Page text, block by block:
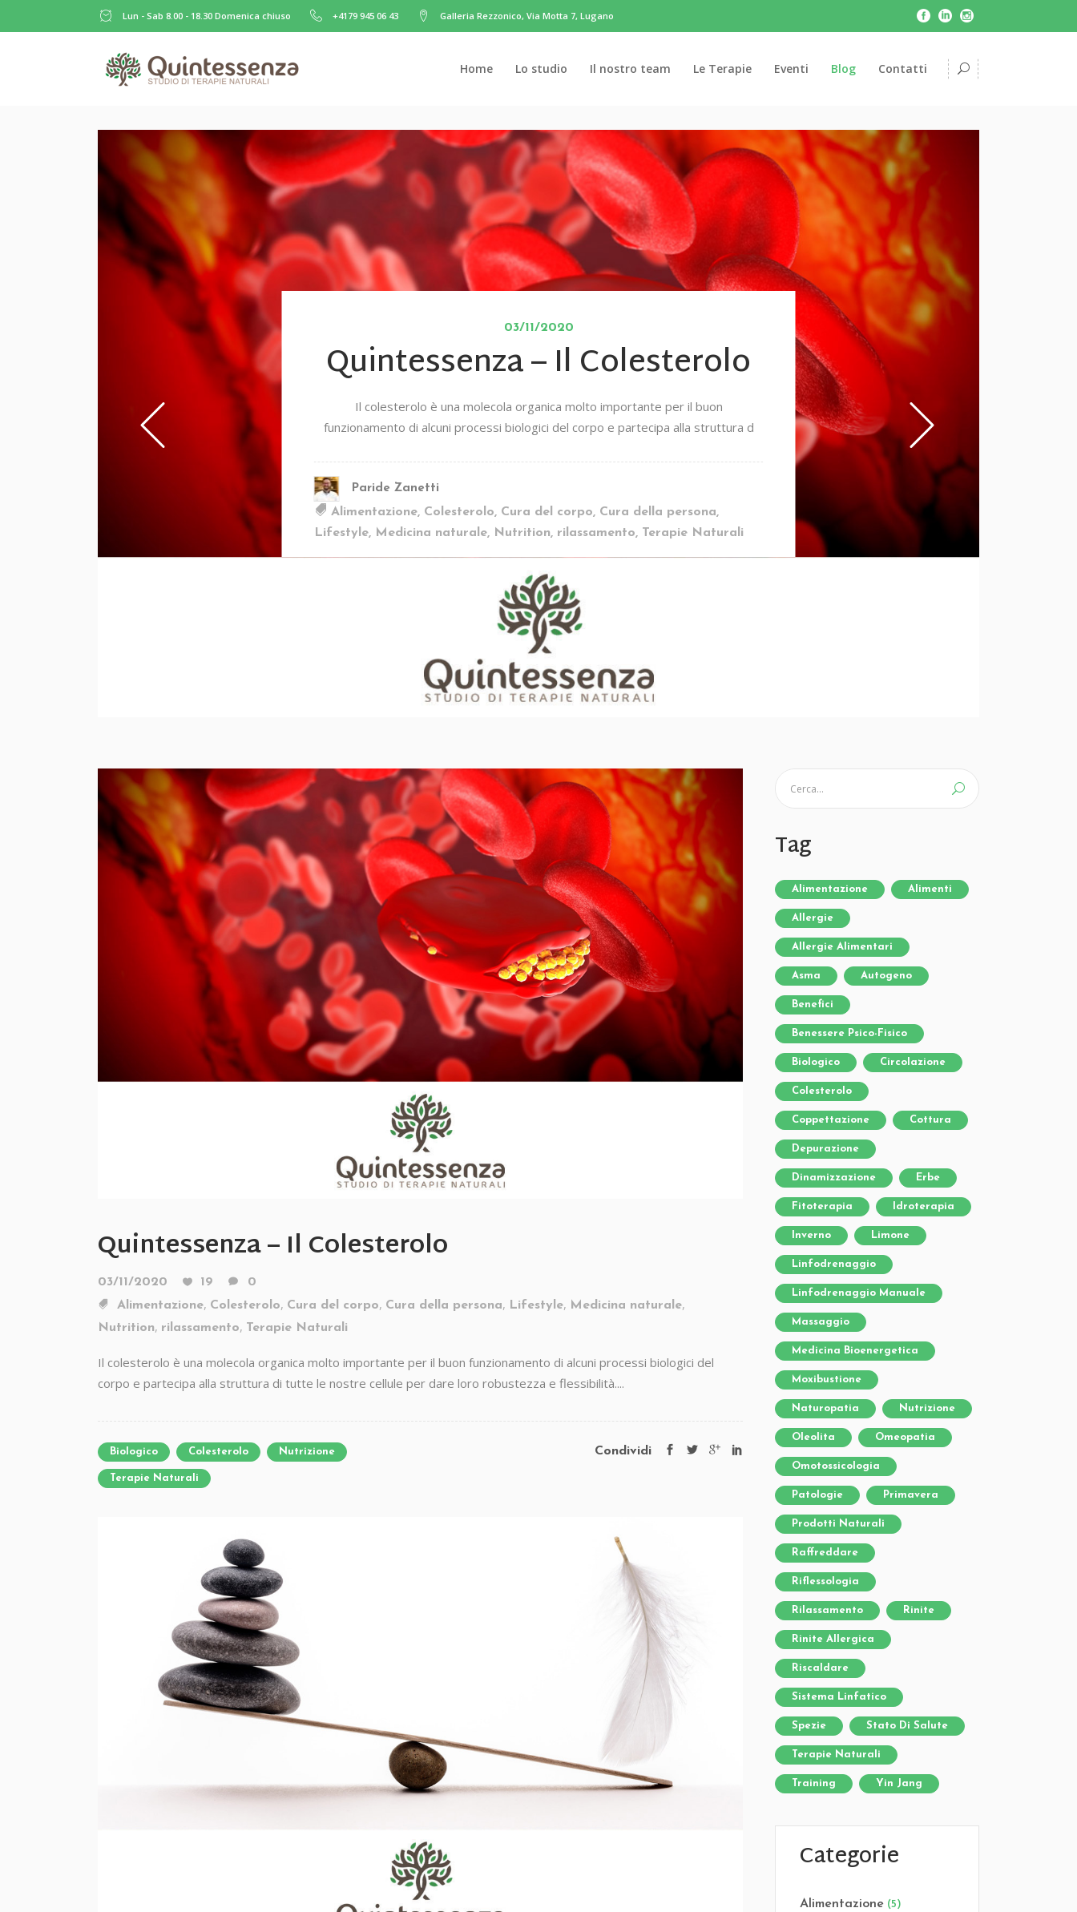
Lun - Sab 8.00 - 18.30 Domenica chiuso +4179 945 06 43 Galleria Rezzonico, Via Motta 7, Lugano
Home Lo studio Il nostro team Le Terapie Eventi Blog Contatti
03/11/2020
Quintessenza – Il Colesterolo
Il colesterolo è una molecola organica molto importante per il buon
funzionamento di alcuni processi biologici del corpo e partecipa alla struttura d
Paride Zanetti
Alimentazione, Colesterolo, Cura del corpo, Cura della persona,
Lifestyle, Medicina naturale, Nutrition, rilassamento, Terapie Naturali
Quintessenza – Il Colesterolo
03/11/2020 19
0
Alimentazione, Colesterolo, Cura del corpo, Cura della persona, Lifestyle, Medicina naturale,
Nutrition, rilassamento, Terapie Naturali
Il colesterolo è una molecola organica molto importante per il buon funzionamento di alcuni processi biologici del
corpo e partecipa alla struttura di tutte le nostre cellule per dare loro robustezza e flessibilità....
Biologico Colesterolo Nutrizione
Terapie Naturali
Condividi
Tag
Alimentazione Alimenti
Allergie
Allergie Alimentari
Asma Autogeno
Benefici
Benessere Psico-Fisico
Biologico Circolazione
Colesterolo
Coppettazione Cottura
Depurazione
Dinamizzazione Erbe
Fitoterapia Idroterapia
Inverno Limone
Linfodrenaggio
Linfodrenaggio Manuale
Massaggio
Medicina Bioenergetica
Moxibustione
Naturopatia Nutrizione
Oleolita Omeopatia
Omotossicologia
Patologie Primavera
Prodotti Naturali
Raffreddare
Riflessologia
Rilassamento Rinite
Rinite Allergica
Riscaldare
Sistema Linfatico
Spezie Stato Di Salute
Terapie Naturali
Training Yin Jang
Categorie
Alimentazione (5)